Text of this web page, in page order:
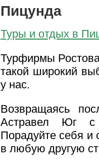
Пицунда
Туры и отдых в
Турфирмы
такой широкий
у нас.
Возвращаясь
Астравел Юг с
Порадуйте себя и
в любую другую